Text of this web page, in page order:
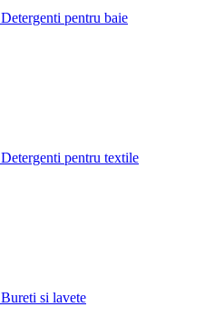
Detergenti pentru baie
Detergenti pentru textile
Bureti si lavete